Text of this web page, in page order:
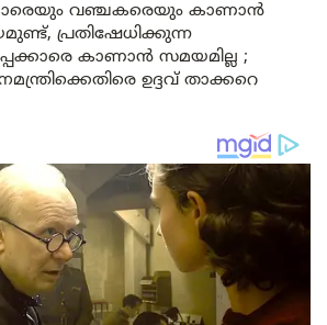
വഞ്ചകരെയും കാണാൻ
പ്രതിഷേധിക്കുന്ന
കാണാൻ സമയമില്ല ;
ഉദ്ദവ് താക്കറെ